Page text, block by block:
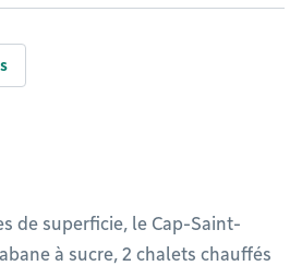
de superficie, le Cap-Saint-
à sucre, 2 chalets chauffés